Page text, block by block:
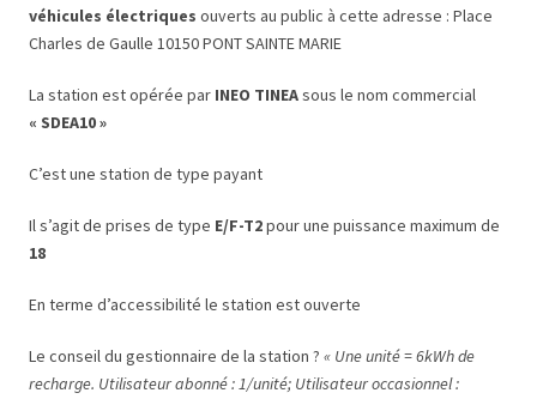
véhicules électriques ouverts au public à cette adresse : Place
Charles de Gaulle 10150 PONT SAINTE MARIE
La station est opérée par INEO TINEAsous le nom commercial
« SDEA10 »
C’est une station de type payant
Il s’agit de prises de type E/F-T2pour une puissance maximum de
18
En terme d’accessibilité le station est ouverte
Le conseil du gestionnaire de la station ? « Une unité = 6kWh de
recharge. Utilisateur abonné : 1/unité; Utilisateur occasionnel :